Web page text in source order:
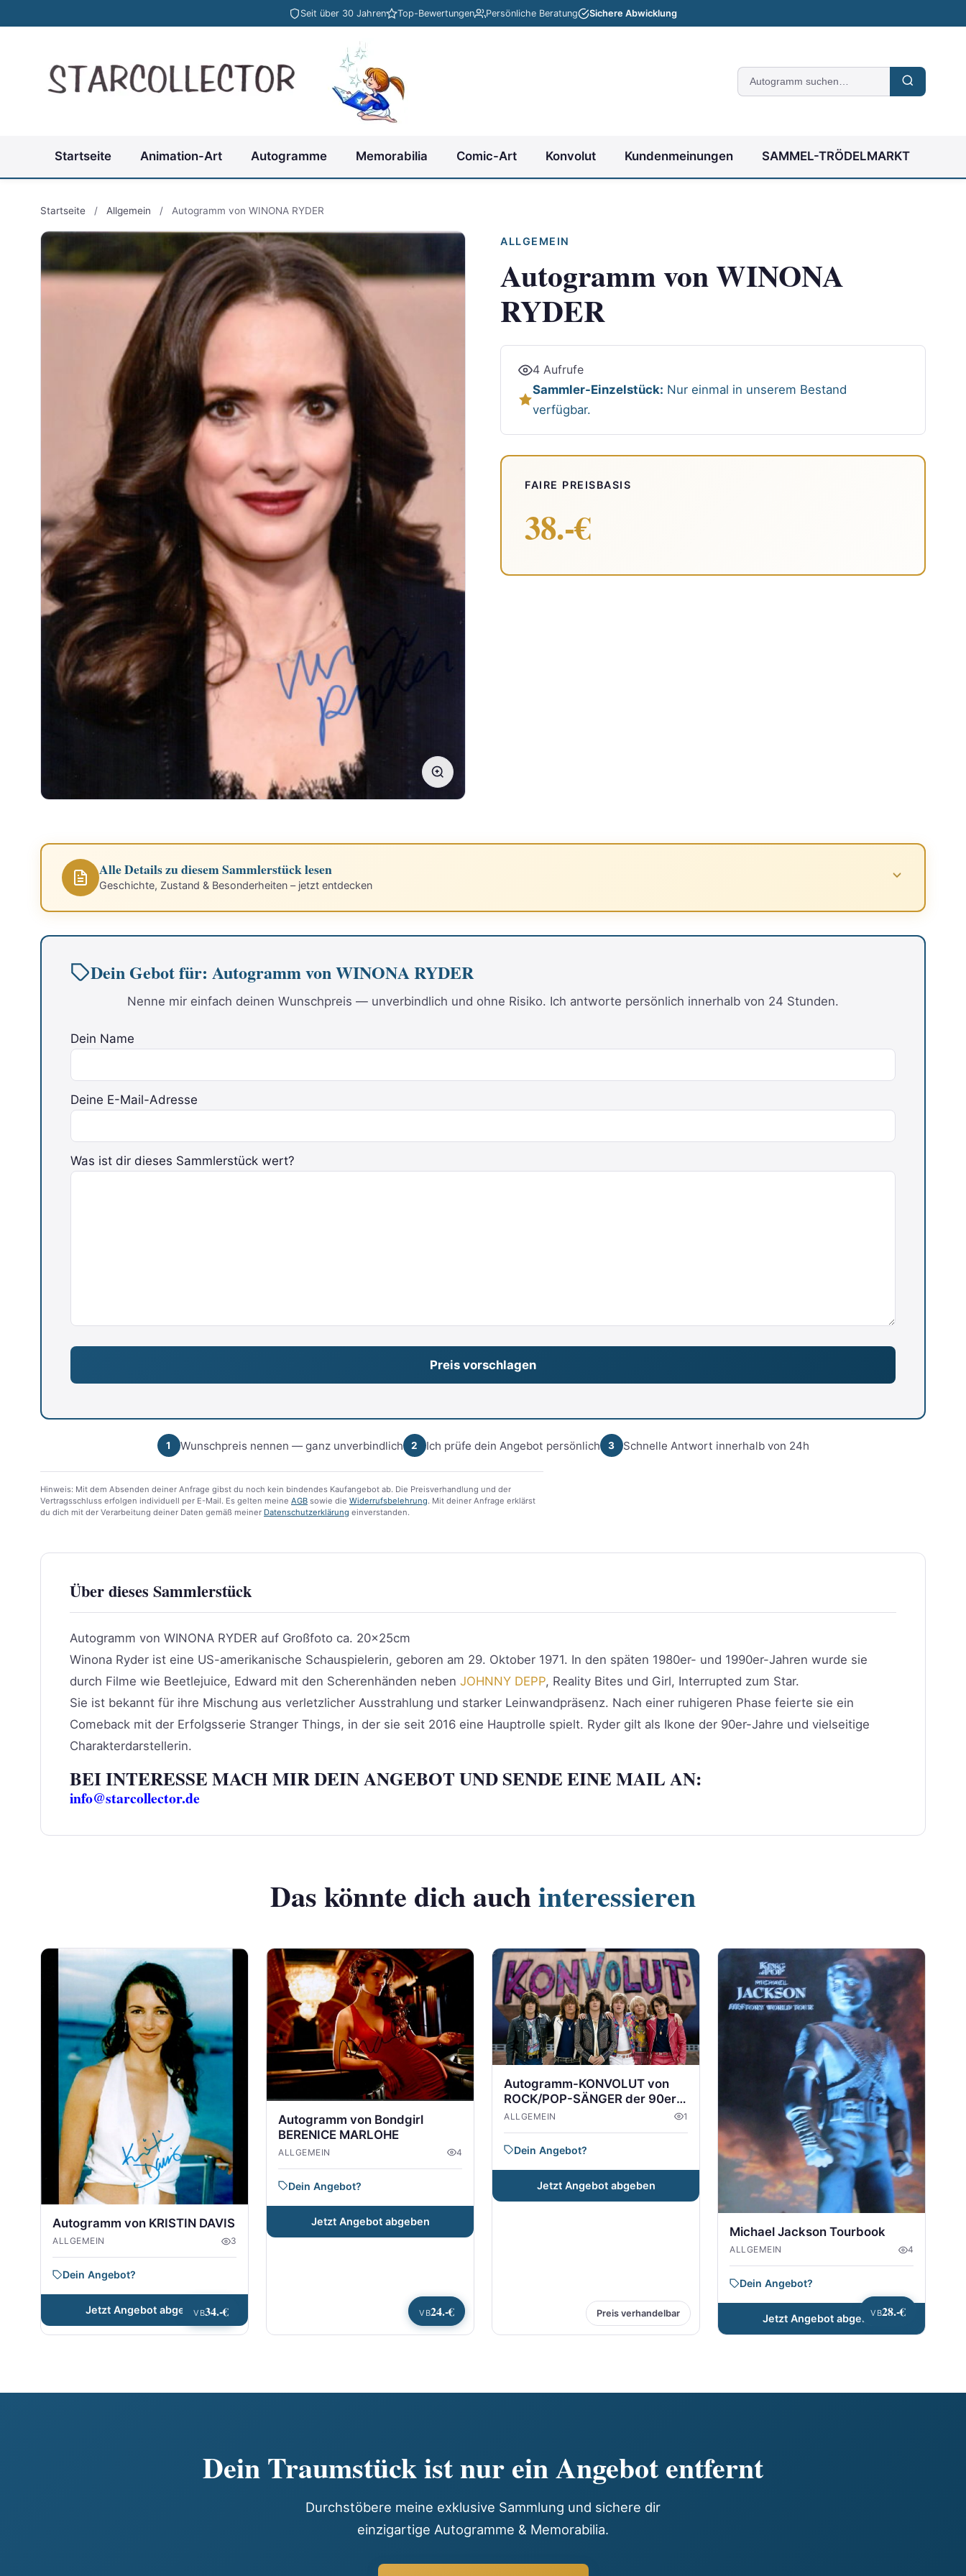
Seit über 30 Jahren Top-Bewertungen Persönliche Beratung Sichere Abwicklung
Suche
nach
Startseite Animation-Art Autogramme Memorabilia Comic-Art Konvolut Kundenmeinungen SAMMEL-TRÖDELMARKT
Startseite / Allgemein / Autogramm von WINONA RYDER
ALLGEMEIN
Autogramm von WINONA
RYDER
4 Aufrufe
Sammler-Einzelstück: Nur einmal in unserem Bestand
verfügbar.
FAIRE PREISBASIS
38.-€
Alle Details zu diesem Sammlerstück lesen
Geschichte, Zustand & Besonderheiten – jetzt entdecken
Dein Gebot für: Autogramm von WINONA RYDER
Nenne mir einfach deinen Wunschpreis — unverbindlich und ohne Risiko. Ich antworte persönlich innerhalb von 24 Stunden.
Dein Name
Deine E-Mail-Adresse
Bitte lasse dieses Feld leer.
Was ist dir dieses Sammlerstück wert?
1 Wunschpreis nennen — ganz unverbindlich 2 Ich prüfe dein Angebot persönlich 3 Schnelle Antwort innerhalb von 24h
Hinweis: Mit dem Absenden deiner Anfrage gibst du noch kein bindendes Kaufangebot ab. Die Preisverhandlung und der
Vertragsschluss erfolgen individuell per E-Mail. Es gelten meine AGB sowie die Widerrufsbelehrung. Mit deiner Anfrage erklärst
du dich mit der Verarbeitung deiner Daten gemäß meiner Datenschutzerklärung einverstanden.
Über dieses Sammlerstück
Autogramm von WINONA RYDER auf Großfoto ca. 20x25cm
Winona Ryder ist eine US-amerikanische Schauspielerin, geboren am 29. Oktober 1971. In den späten 1980er- und 1990er-Jahren wurde sie
durch Filme wie Beetlejuice, Edward mit den Scherenhänden neben JOHNNY DEPP, Reality Bites und Girl, Interrupted zum Star.
Sie ist bekannt für ihre Mischung aus verletzlicher Ausstrahlung und starker Leinwandpräsenz. Nach einer ruhigeren Phase feierte sie ein
Comeback mit der Erfolgsserie Stranger Things, in der sie seit 2016 eine Hauptrolle spielt. Ryder gilt als Ikone der 90er-Jahre und vielseitige
Charakterdarstellerin.
BEI INTERESSE MACH MIR DEIN ANGEBOT UND SENDE EINE MAIL AN:
info@starcollector.de
Das könnte dich auchinteressieren
VB34.-€
Autogramm von KRISTIN DAVIS
ALLGEMEIN 3
Dein Angebot?
Jetzt Angebot abgeben VB24.-€
Autogramm von Bondgirl
BERENICE MARLOHE
ALLGEMEIN 4
Dein Angebot?
Jetzt Angebot abgeben
Preis verhandelbar
Autogramm-KONVOLUT von
ROCK/POP-SÄNGER der 90er
Jahre
ALLGEMEIN 1
Dein Angebot?
Jetzt Angebot abgeben
VB28.-€
Michael Jackson Tourbook
ALLGEMEIN 4
Dein Angebot?
Jetzt Angebot abgeben
Dein Traumstück ist nur ein Angebot entfernt
Durchstöbere meine exklusive Sammlung und sichere dir
einzigartige Autogramme & Memorabilia.